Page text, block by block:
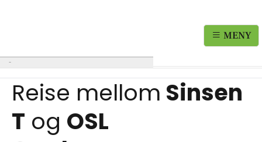
MENY
Reise mellom Sinsen
T og OSL